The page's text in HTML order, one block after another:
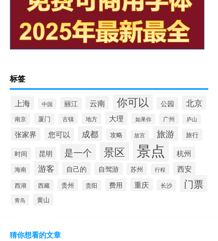
标签
上海 中国 丽江 云南 你可以 公园 北京
南京 厦门 古镇 地方 大理 如果你 广州 庐山
张家界 您可以 成都 攻略 故宫 旅游 旅行
时间 昆明 是一个 景区 景点 杭州
海南 游客 自己的 自驾游 苏州 行程 西安
西湖 西藏 贵州 贵阳 费用 重庆 长沙 门票
青岛 黄山
猜你想看的文章